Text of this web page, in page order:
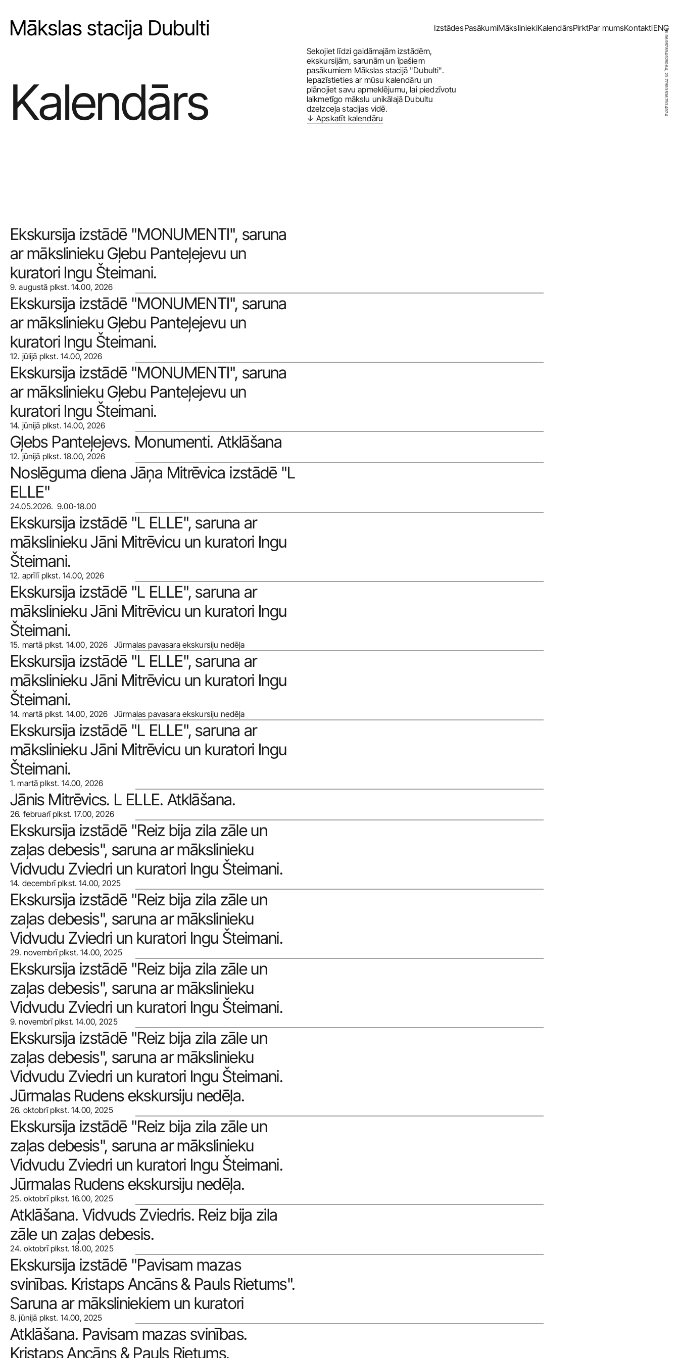
IzstādesPasākumiMāksliniekiKalendārsPirktPar mumsKontaktiENG
ENG
Kalendārs
Sekojiet līdzi gaidāmajām izstādēm,
ekskursijām, sarunām un īpašiem
pasākumiem Mākslas stacijā "Dubulti".
Iepazīstieties ar mūsu kalendāru un
plānojiet savu apmeklējumu, lai piedzīvotu
laikmetīgo mākslu unikālajā Dubultu
dzelzceļa stacijas vidē.
↓ Apskatīt kalendāru
Ekskursija izstādē "MONUMENTI", saruna
ar mākslinieku Gļebu Panteļejevu un
kuratori Ingu Šteimani.
9. augustā plkst. 14.00, 2026
Ekskursija izstādē "MONUMENTI", saruna
ar mākslinieku Gļebu Panteļejevu un
kuratori Ingu Šteimani.
12. jūlijā plkst. 14.00, 2026
Ekskursija izstādē "MONUMENTI", saruna
ar mākslinieku Gļebu Panteļejevu un
kuratori Ingu Šteimani.
14. jūnijā plkst. 14.00, 2026
Gļebs Panteļejevs. Monumenti. Atklāšana
12. jūnijā plkst. 18.00, 2026
Noslēguma diena Jāņa Mitrēvica izstādē "L
ELLE"
24.05.2026.  9.00-18.00
Ekskursija izstādē "L ELLE", saruna ar
mākslinieku Jāni Mitrēvicu un kuratori Ingu
Šteimani.
12. aprīlī plkst. 14.00, 2026
Ekskursija izstādē "L ELLE", saruna ar
mākslinieku Jāni Mitrēvicu un kuratori Ingu
Šteimani.
15. martā plkst. 14.00, 2026   Jūrmalas pavasara ekskursiju nedēļa
Ekskursija izstādē "L ELLE", saruna ar
mākslinieku Jāni Mitrēvicu un kuratori Ingu
Šteimani.
14. martā plkst. 14.00, 2026   Jūrmalas pavasara ekskursiju nedēļa
Ekskursija izstādē "L ELLE", saruna ar
mākslinieku Jāni Mitrēvicu un kuratori Ingu
Šteimani.
1. martā plkst. 14.00, 2026
Jānis Mitrēvics. L ELLE. Atklāšana.
26. februarī plkst. 17.00, 2026
Ekskursija izstādē "Reiz bija zila zāle un
zaļas debesis", saruna ar mākslinieku
Vidvudu Zviedri un kuratori Ingu Šteimani.
14. decembrī plkst. 14.00, 2025
Ekskursija izstādē "Reiz bija zila zāle un
zaļas debesis", saruna ar mākslinieku
Vidvudu Zviedri un kuratori Ingu Šteimani.
29. novembrī plkst. 14.00, 2025
Ekskursija izstādē "Reiz bija zila zāle un
zaļas debesis", saruna ar mākslinieku
Vidvudu Zviedri un kuratori Ingu Šteimani.
9. novembrī plkst. 14.00, 2025
Ekskursija izstādē "Reiz bija zila zāle un
zaļas debesis", saruna ar mākslinieku
Vidvudu Zviedri un kuratori Ingu Šteimani.
Jūrmalas Rudens ekskursiju nedēļa.
26. oktobrī plkst. 14.00, 2025
Ekskursija izstādē "Reiz bija zila zāle un
zaļas debesis", saruna ar mākslinieku
Vidvudu Zviedri un kuratori Ingu Šteimani.
Jūrmalas Rudens ekskursiju nedēļa.
25. oktobrī plkst. 16.00, 2025
Atklāšana. Vidvuds Zviedris. Reiz bija zila
zāle un zaļas debesis.
24. oktobrī plkst. 18.00, 2025
Ekskursija izstādē "Pavisam mazas
svinības. Kristaps Ancāns & Pauls Rietums".
Saruna ar māksliniekiem un kuratori
8. jūnijā plkst. 14.00, 2025
Atklāšana. Pavisam mazas svinības.
Kristaps Ancāns & Pauls Rietums.
56.96957894925064, 23.775935367934974